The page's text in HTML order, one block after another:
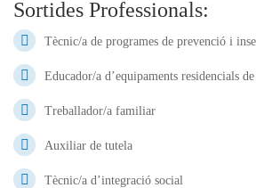
Sortides Professionals:
Tècnic/a de programes de prevenció i
Educador/a d’equipaments residencials
Treballador/a familiar
Auxiliar de tutela
Tècnic/a d’integració social